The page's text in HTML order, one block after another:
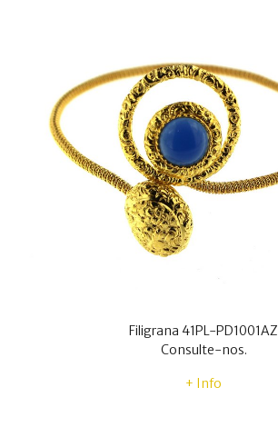
Filigrana 41PL-PD1001AZ
Consulte-nos.
+ Info